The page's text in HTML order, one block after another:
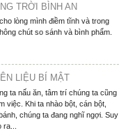
TRỜI BÌNH AN
lòng mình điềm tĩnh và trong
chút so sánh và bình phẩm.
LIỆU BÍ MẬT
ta nấu ăn, tâm trí chúng ta cũng
việc. Khi ta nhào bột, cán bột,
chúng ta đang nghĩ ngợi. Suy